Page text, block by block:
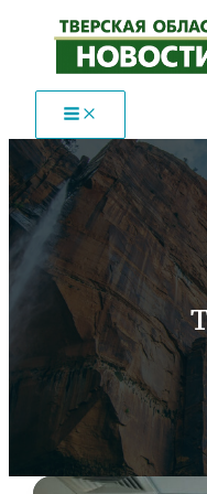
Перейти
содержимому